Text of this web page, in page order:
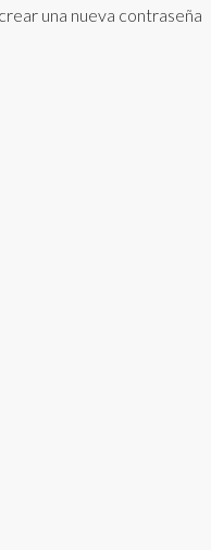
una nueva contraseña